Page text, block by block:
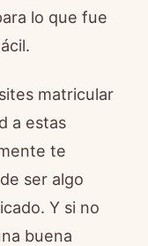
lo que fue
matricular
a estas
te
ser algo
Y si no
buena